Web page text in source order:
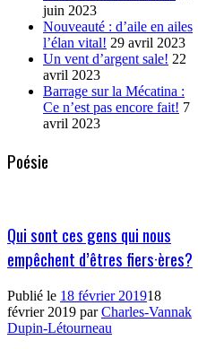
juin 2023
Nouveauté : d’aile en ailes
l’élan vital! 29 avril 2023
Un vent d’argent sale! 22
avril 2023
Barrage sur la Mécatina :
Ce n’est pas encore fait! 7
avril 2023
Poésie
Qui sont ces gens qui nous
empêchent d’êtres fiers·ères?
Publié le 18 février 201918
février 2019 parCharles-Vannak
Dupin-Létourneau